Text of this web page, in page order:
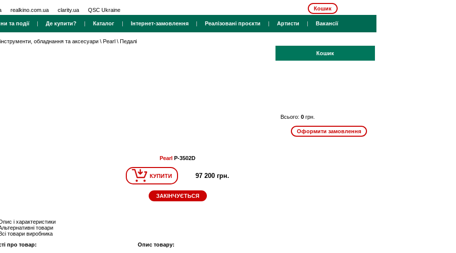
realkino.com.ua clarity.ua QSC Ukraine Кошик
та події| Де купити? | Каталог | Інтернет-замовлення | Реалізовані проєкти | Артисти | Вакансії
обладнання та аксесуари \ Pearl \ Педалі
Кошик
Всього: 0 грн.
Pearl P-3502D
КУПИТИ 97 200 грн.
ЗАКІНЧУЄТЬСЯ
і характеристики
товари
товари виробника
про товар:
Опис товару: